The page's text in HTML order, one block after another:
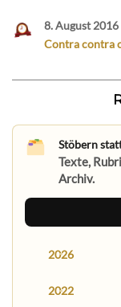
8. August 2016
Contra contra
Stöbern
Texte,
Archiv.
2026
2022